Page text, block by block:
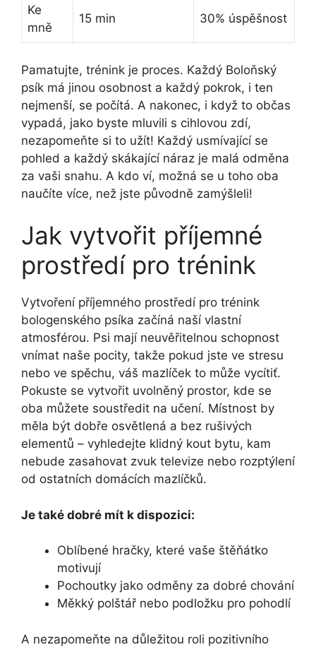
Ke
mně
15 min 30% úspěšnost
Pamatujte, trénink je proces. Každý Boloňský
psík má jinou osobnost a každý pokrok, i ten
nejmenší, se počítá. A nakonec, i když to občas
vypadá, jako byste mluvili s cihlovou zdí,
nezapomeňte si to užít! Každý usmívající se
pohled a každý skákající náraz je malá odměna
za vaši snahu. A kdo ví, možná se u toho oba
naučíte více, než jste původně zamýšleli!
Jak vytvořit příjemné
prostředí pro trénink
Vytvoření příjemného prostředí pro trénink
bologenského psíka začíná naší vlastní
atmosférou. Psi mají neuvěřitelnou schopnost
vnímat naše pocity, takže pokud jste ve stresu
nebo ve spěchu, váš mazlíček to může vycítiť.
Pokuste se vytvořit uvolněný prostor, kde se
oba můžete soustředit na učení. Místnost by
měla být dobře osvětlená a bez rušivých
elementů – vyhledejte klidný kout bytu, kam
nebude zasahovat zvuk televize nebo rozptýlení
od ostatních domácích mazlíčků.
Je také dobré mít k dispozici:
Oblíbené hračky, které vaše štěňátko
motivují
Pochoutky jako odměny za dobré chování
Měkký polštář nebo podložku pro pohodlí
A nezapomeňte na důležitou roli pozitivního